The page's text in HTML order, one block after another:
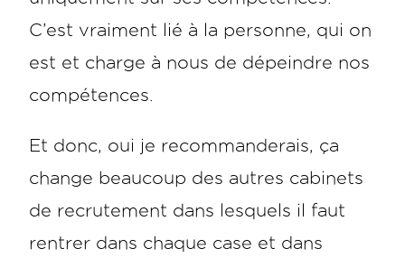
C’est vraiment lié à la personne, qui on
est et charge à nous de dépeindre nos
compétences.
Et donc, oui je recommanderais, ça
change beaucoup des autres cabinets
de recrutement dans lesquels il faut
rentrer dans chaque case et dans